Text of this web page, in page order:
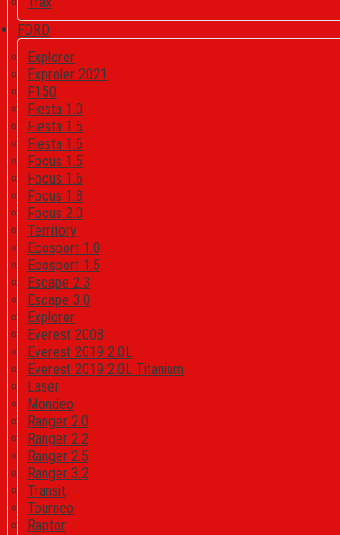
FORD
Explorer
Exproler 2021
F150
Fiesta 1.0
Fiesta 1.5
Fiesta 1.6
Focus 1.5
Focus 1.6
Focus 1.8
Focus 2.0
Territory
Ecosport 1.0
Ecosport 1.5
Escape 2.3
Escape 3.0
Explorer
Everest 2008
Everest 2019 2.0L
Everest 2019 2.0L Titanium
Laser
Mondeo
Ranger 2.0
Ranger 2.2
Ranger 2.5
Ranger 3.2
Transit
Tourneo
Raptor